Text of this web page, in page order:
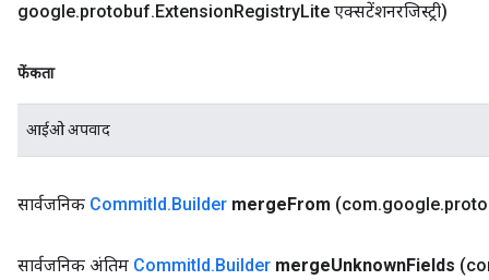
google.protobuf.ExtensionRegistryLite एक्सटेंशनरजिस्ट्री)
फेंकता
आईओ अपवाद
सार्वजनिक CommitId.Builder mergeFrom (com.google.
सार्वजनिक अंतिम CommitId.Builder mergeUnknownFields